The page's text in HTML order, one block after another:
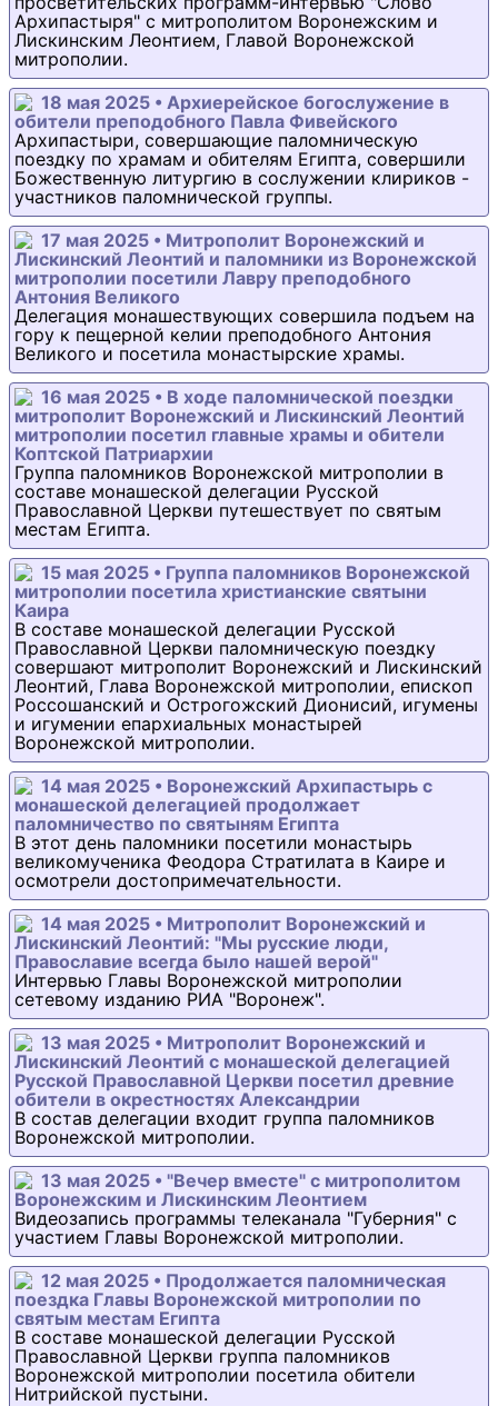
Архипастыря" с митрополитом Воронежским и
Лискинским Леонтием, Главой Воронежской
митрополии.
18 мая 2025 • Архиерейское богослужение в
обители преподобного Павла Фивейского
Архипастыри, совершающие паломническую
поездку по храмам и обителям Египта, совершили
Божественную литургию в сослужении клириков -
участников паломнической группы.
17 мая 2025 • Митрополит Воронежский и
Лискинский Леонтий и паломники из Воронежской
митрополии посетили Лавру преподобного
Антония Великого
Делегация монашествующих совершила подъем на
гору к пещерной келии преподобного Антония
Великого и посетила монастырские храмы.
16 мая 2025 • В ходе паломнической поездки
митрополит Воронежский и Лискинский Леонтий
митрополии посетил главные храмы и обители
Коптской Патриархии
Группа паломников Воронежской митрополии в
составе монашеской делегации Русской
Православной Церкви путешествует по святым
местам Египта.
15 мая 2025 • Группа паломников Воронежской
митрополии посетила христианские святыни
Каира
В составе монашеской делегации Русской
Православной Церкви паломническую поездку
совершают митрополит Воронежский и Лискинский
Леонтий, Глава Воронежской митрополии, епископ
Россошанский и Острогожский Дионисий, игумены
и игумении епархиальных монастырей
Воронежской митрополии.
14 мая 2025 • Воронежский Архипастырь с
монашеской делегацией продолжает
паломничество по святыням Египта
В этот день паломники посетили монастырь
великомученика Феодора Стратилата в Каире и
осмотрели достопримечательности.
14 мая 2025 • Митрополит Воронежский и
Лискинский Леонтий: "Мы русские люди,
Православие всегда было нашей верой"
Интервью Главы Воронежской митрополии
сетевому изданию РИА "Воронеж".
13 мая 2025 • Митрополит Воронежский и
Лискинский Леонтий с монашеской делегацией
Русской Православной Церкви посетил древние
обители в окрестностях Александрии
В состав делегации входит группа паломников
Воронежской митрополии.
13 мая 2025 • "Вечер вместе" с митрополитом
Воронежским и Лискинским Леонтием
Видеозапись программы телеканала "Губерния" с
участием Главы Воронежской митрополии.
12 мая 2025 • Продолжается паломническая
поездка Главы Воронежской митрополии по
святым местам Египта
В составе монашеской делегации Русской
Православной Церкви группа паломников
Воронежской митрополии посетила обители
Нитрийской пустыни.